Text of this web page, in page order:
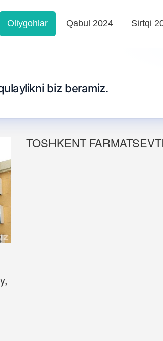
Oliygohlar Qabul 2024 Sirtqi
biz beramiz.
TOSHKENT